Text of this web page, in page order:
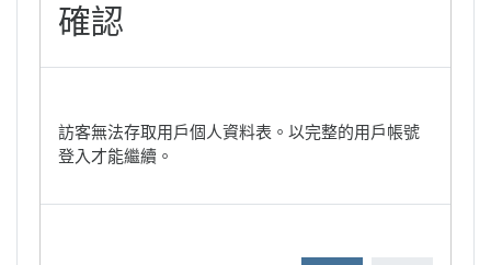
確認
訪客無法存取用戶個人資料表。以完整的用戶帳號
登入才能繼續。